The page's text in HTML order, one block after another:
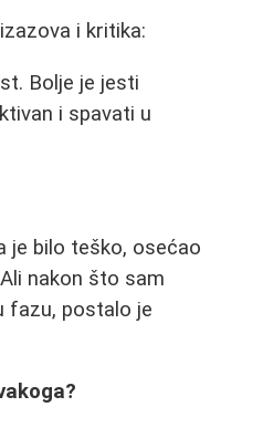
i kritika:
Bolje je jesti
i spavati u
je bilo teško, osećao
nakon što sam
fazu, postalo je